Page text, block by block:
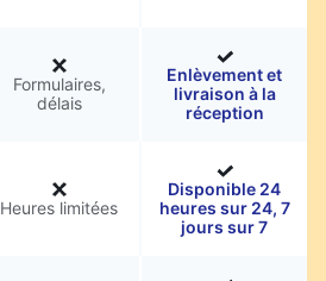
Formulaires,
délais
Enlèvement et
livraison à la
réception
Heures limitées
Disponible 24
heures sur 24, 7
jours sur 7